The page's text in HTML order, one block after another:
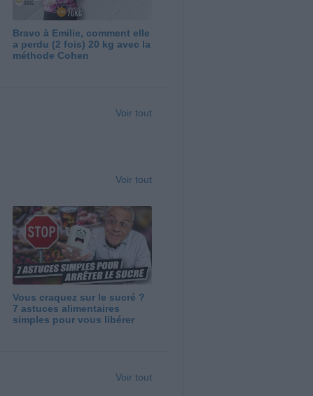
Bravo à Emilie, comment elle
a perdu (2 fois) 20 kg avec la
méthode Cohen
Voir tout
Voir tout
Vous craquez sur le sucré ?
7 astuces alimentaires
simples pour vous libérer
Voir tout